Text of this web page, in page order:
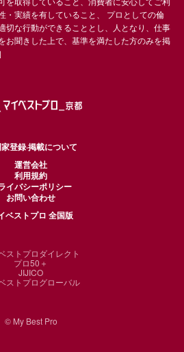
・実績を有していること、 プロとしての倫
切な行動ができることとし、人となり、仕事
お聞きした上で、基準を満たした方のみを掲
］
登録·掲載について
運営会社
利用規約
イバシーポリシー
お問い合わせ
ベストプロ 全国版
ストプロダイレクト
プロ50＋
JIJICO
ストプログローバル
© My Best Pro